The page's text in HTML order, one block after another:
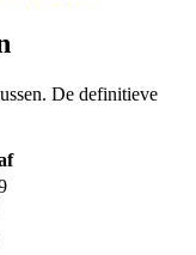
De definitieve